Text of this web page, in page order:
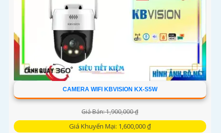
CAMERA WIFI KBVISION KX-S5W
Giá Bán: 1,900,000 ₫
Giá Khuyến Mại: 1,600,000 ₫